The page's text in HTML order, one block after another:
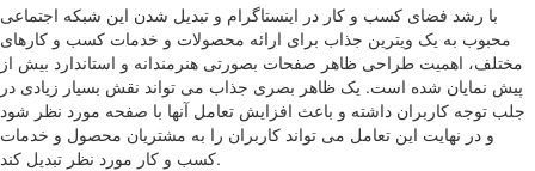
با رشد فضای کسب و کار در اینستاگرام و تبدیل شدن این شبکه اجتماعی
محبوب به یک ویترین جذاب برای ارائه محصولات و خدمات کسب و کارهای
مختلف، اهمیت طراحی ظاهر صفحات بصورتی هنرمندانه و استاندارد بیش از
پیش نمایان شده است. یک ظاهر بصری جذاب می تواند نقش بسیار زیادی در
جلب توجه کاربران داشته و باعث افزایش تعامل آنها با صفحه مورد نظر شود
و در نهایت این تعامل می تواند کاربران را به مشتریان محصول و خدمات
کسب و کار مورد نظر تبدیل کند.